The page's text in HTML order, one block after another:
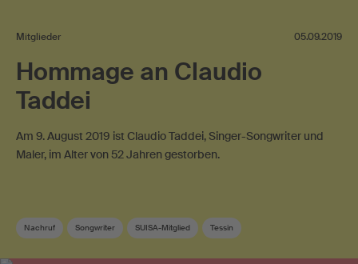
Mitglieder 05.09.2019
Hommage an Claudio
Taddei
Am 9. August 2019 ist Claudio Taddei, Singer-Songwriter und
Maler, im Alter von 52 Jahren gestorben.
Nachruf Songwriter SUISA-Mitglied Tessin